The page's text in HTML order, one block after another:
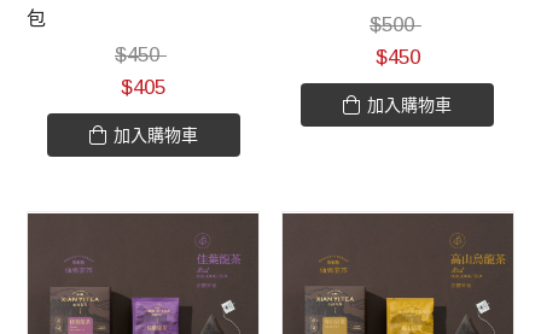
包
$450
$405
加入購物車
$500
$450
加入購物車